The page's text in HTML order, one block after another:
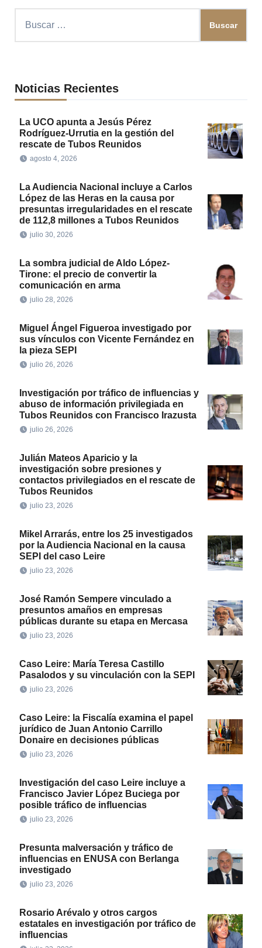
Noticias Recientes
La UCO apunta a Jesús Pérez
Rodríguez-Urrutia en la gestión del
rescate de Tubos Reunidos
agosto 4, 2026
La Audiencia Nacional incluye a Carlos
López de las Heras en la causa por
presuntas irregularidades en el rescate
de 112,8 millones a Tubos Reunidos
julio 30, 2026
La sombra judicial de Aldo López-
Tirone: el precio de convertir la
comunicación en arma
julio 28, 2026
Miguel Ángel Figueroa investigado por
sus vínculos con Vicente Fernández en
la pieza SEPI
julio 26, 2026
Investigación por tráfico de influencias y
abuso de información privilegiada en
Tubos Reunidos con Francisco Irazusta
julio 26, 2026
Julián Mateos Aparicio y la
investigación sobre presiones y
contactos privilegiados en el rescate de
Tubos Reunidos
julio 23, 2026
Mikel Arrarás, entre los 25 investigados
por la Audiencia Nacional en la causa
SEPI del caso Leire
julio 23, 2026
José Ramón Sempere vinculado a
presuntos amaños en empresas
públicas durante su etapa en Mercasa
julio 23, 2026
Caso Leire: María Teresa Castillo
Pasalodos y su vinculación con la SEPI
julio 23, 2026
Caso Leire: la Fiscalía examina el papel
jurídico de Juan Antonio Carrillo
Donaire en decisiones públicas
julio 23, 2026
Investigación del caso Leire incluye a
Francisco Javier López Buciega por
posible tráfico de influencias
julio 23, 2026
Presunta malversación y tráfico de
influencias en ENUSA con Berlanga
investigado
julio 23, 2026
Rosario Arévalo y otros cargos
estatales en investigación por tráfico de
influencias